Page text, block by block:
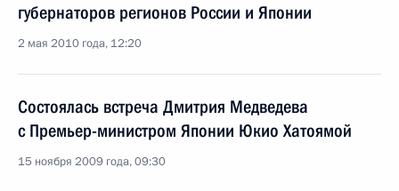
губернаторов регионов России и Японии
2 мая 2010 года, 12:20
Состоялась встреча Дмитрия Медведева
с Премьер-министром Японии Юкио Хатоямой
15 ноября 2009 года, 09:30